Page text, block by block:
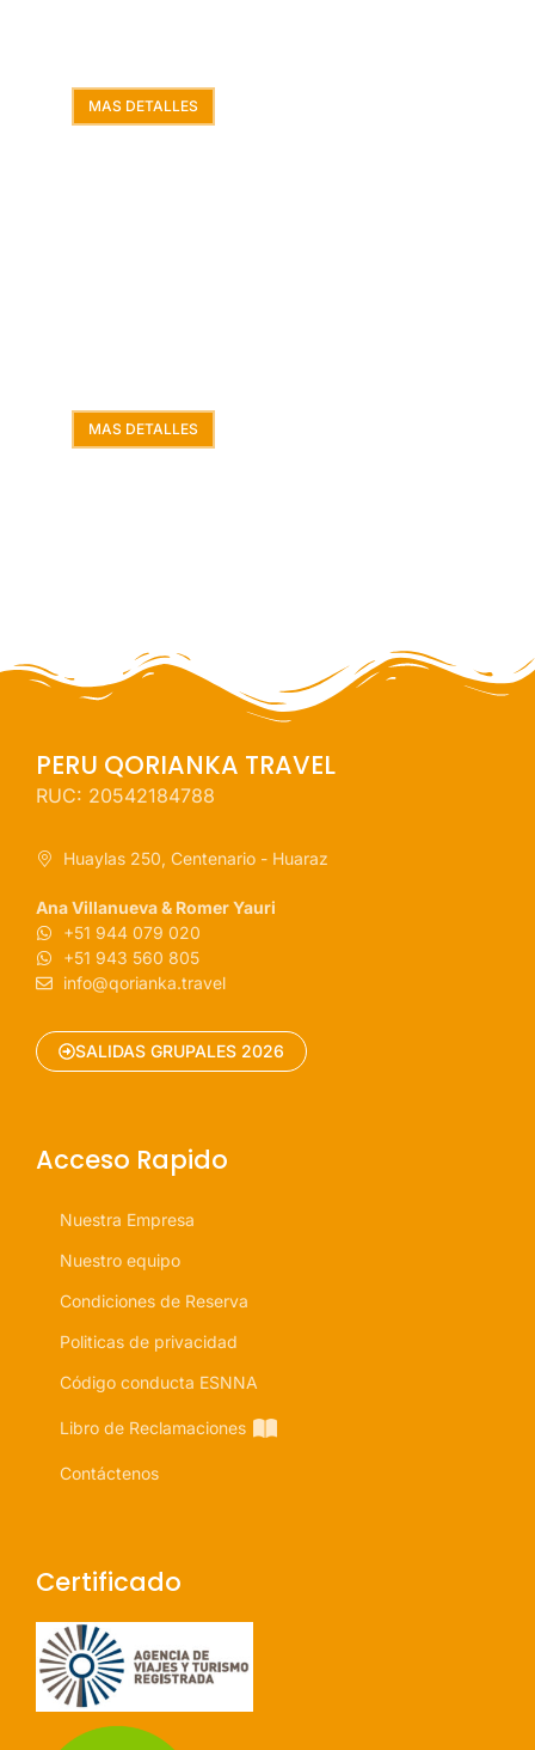
MAS DETALLES
MAS DETALLES
PERU QORIANKA TRAVEL
RUC: 20542184788
Huaylas 250, Centenario - Huaraz
Ana Villanueva & Romer Yauri
+51 944 079 020
+51 943 560 805
info@qorianka.travel
SALIDAS GRUPALES 2026
Acceso Rapido
Nuestra Empresa
Nuestro equipo
Condiciones de Reserva
Politicas de privacidad
Código conducta ESNNA
Libro de Reclamaciones
Contáctenos
Certificado